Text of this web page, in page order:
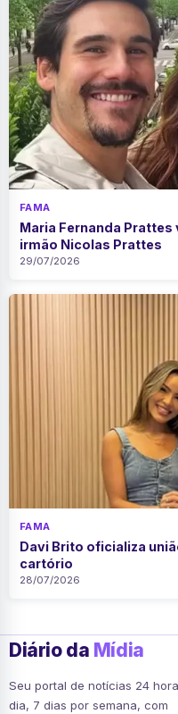
FAMA
Maria Fernanda
irmão Nicolas Prattes
29/07/2026
FAMA
Davi Brito oficializa
cartório
28/07/2026
Diário da Mídia
Seu portal de notícias 24
dia, 7 dias por semana, com